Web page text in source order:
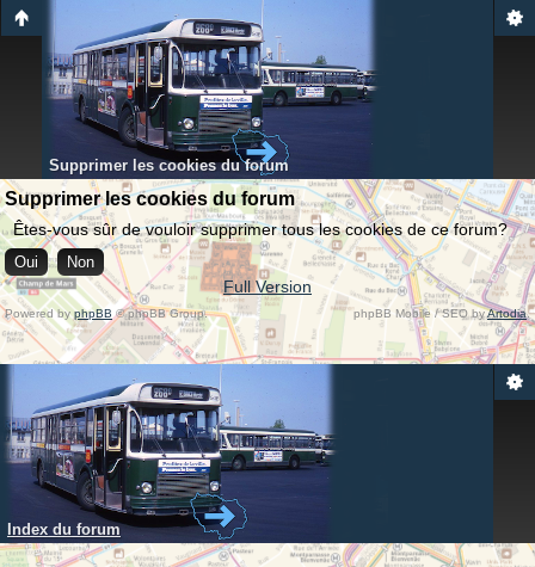
Supprimer les cookies du forum
Supprimer les cookies du forum
Êtes-vous sûr de vouloir supprimer tous les cookies de ce forum?
Full Version
Powered byphpBB © phpBB Group. phpBB Mobile / SEO byArtodia.
Index du forum